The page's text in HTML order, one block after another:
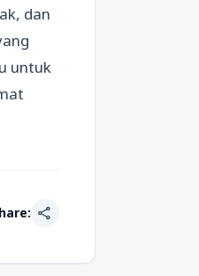
dan
untuk
share